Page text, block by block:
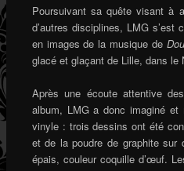
Poursuivant sa quête visant à
d’autres disciplines, LMG
en images de la musique de
glacé et glaçant de Lille, dans le
Après une écoute attentive
album, LMG a donc imaginé
vinyle : trois dessins ont été
et de la poudre de graphite sur
épais, couleur coquille d’œuf.